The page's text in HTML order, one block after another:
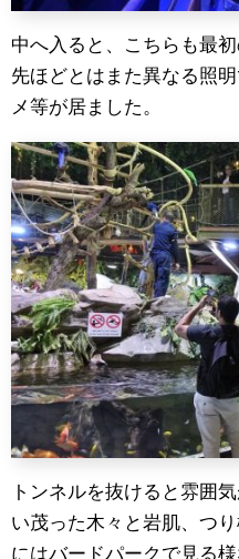
中へ入ると、こちらも最
先ほどとはまた異なる照
メ等が居ました。
トンネルを抜けると雰囲
い茂った木々と岩肌、つ
にはバードパークで見る